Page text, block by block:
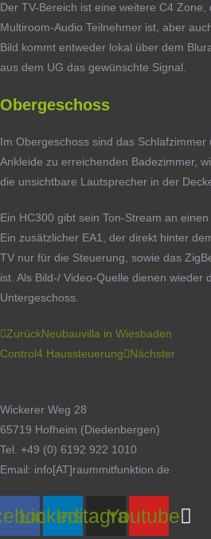
Der TV-Bereich ist eine weitere C4 Zone,
Multiroom-Audio Teilnehmer ist, aber
Bild kommt entweder lokal über dem
aus dem UG das gewünschte Signal.
Obergeschoss
Im Obergeschoss sind das
Ankleide zu erreichenden Badezimmer,
die unsichtbare Lautsprecher in der
Ein HC300 gibt sein Ton-Stream an
Ein zusätzlicher EA1, der direkt hinter
TV nur für die Steuerung, sowie das
ist. Als Bild-/ Video-Quelle dienen wieder
Untergeschoss.
ZurückNeubauvilla in Wiesbaden
Control4 Haussteuerung
Nächster
Wickerer Weg 28
65719 Hofheim (Diedenbergen)
Tel. +49 (0) 6192 922 1010
Email: info[AT]raummitfunktion.de
LinkedinInstagram
Youtube